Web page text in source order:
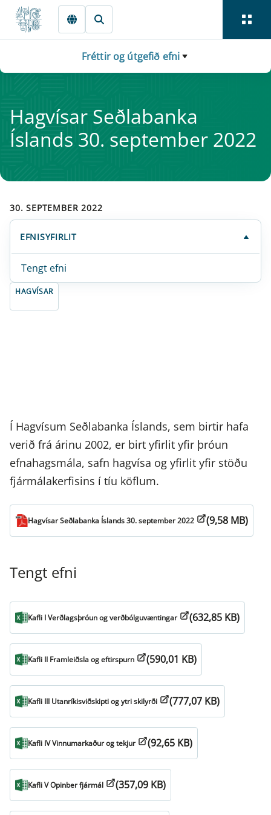
Fara beint í Meginmál
Fréttir og útgefið efni
Hag­vís­ar Seðlabanka
Íslands 30. sept­em­ber 2022
30. SEPTEMBER 2022
EFNISYFIRLIT
Tengt efni
HAGVÍSAR
Í Hagvísum Seðlabanka Íslands, sem birtir hafa
verið frá árinu 2002, er birt yfirlit yfir þróun
efnahagsmála, safn hagvísa og yfirlit yfir stöðu
fjármálakerfisins í tíu köflum.
Hagvísar Seðlabanka Íslands 30. september 2022 (9,58 MB)
Tengt efni
Kafli I Verðlagsþróun og verðbólguvæntingar (632,85 KB)
Kafli II Framleiðsla og eftirspurn (590,01 KB)
Kafli III Utanríkisviðskipti og ytri skilyrði (777,07 KB)
Kafli IV Vinnumarkaður og tekjur (92,65 KB)
Kafli V Opinber fjármál (357,09 KB)